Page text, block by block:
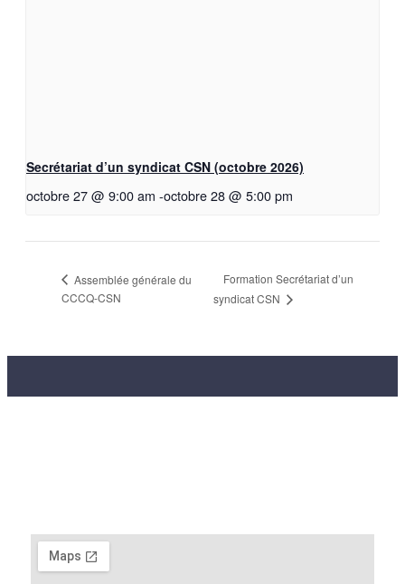
Secrétariat d’un syndicat CSN (octobre 2026)
octobre 27 @ 9:00 am -octobre 28 @ 5:00 pm
Assemblée générale du
CCCQ-CSN
Formation Secrétariat d’un
syndicat CSN